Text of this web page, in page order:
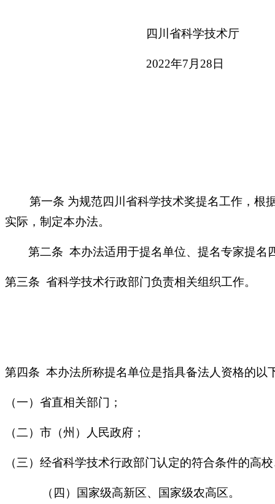
四川省科学技术厅
2022年7月28日
第一条 为规范四川省科学技术奖提名工作，根据
实际，制定本办法。
第二条 本办法适用于提名单位、提名专家提名
第三条 省科学技术行政部门负责相关组织工作。
第四条 本办法所称提名单位是指具备法人资格的以
（一）省直相关部门；
（二）市（州）人民政府；
（三）经省科学技术行政部门认定的符合条件的高
（四）国家级高新区、国家级农高区。